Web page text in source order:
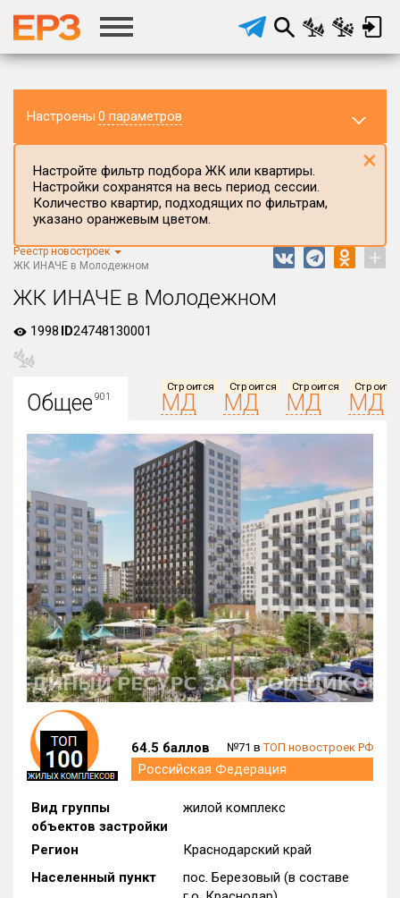
Настроены 0 параметров
Регион ЖК
Все
Населённый пункт
Все
Все
₽/м² млн ₽
Цена
от до
Общая площадь, м²
от до
Срок сдачи
от до
Вид объекта
Кол-во комнат
Только новые
от до
Настройте фильтр подбора ЖК или квартиры.
Настройки сохранятся на весь период сессии.
Количество квартир, подходящих по фильтрам,
указано оранжевым цветом.
×
Реестр новостроек
ЖК ИНАЧЕ в Молодежном
+
ЖК ИНАЧЕ в Молодежном
1998 ID24748130001
Общее901
Строится
МД
Строится
МД
Строится
МД МД
64.5 баллов №71 вТОП новостроек РФ
Российская Федерация
Вид группы
объектов застройки
жилой комплекс
Регион
Краснодарский край
Населенный пункт
пос. Березовый (в составе